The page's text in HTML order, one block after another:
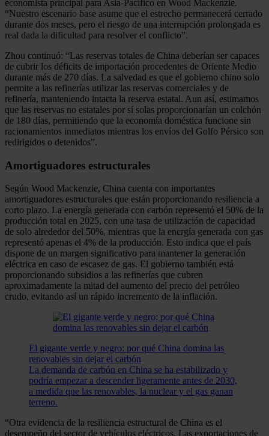
economista principal para Asia-Pacífico en Wood Mackenzie.
“Nuestro escenario base asume que el estrecho permanecerá cerrado
durante dos meses, pero el riesgo de una interrupción prolongada es
real dada la dificultad para resolver el conflicto”.
Zhou continuó: “Las reservas totales de China deberían ser capaces
de cubrir los déficits de importación procedentes de Oriente Medio
durante más de 270 días. La salvedad es que el gobierno chino solo
permite a las refinerías utilizar las reservas comerciales y de
refinería, manteniendo intacta la reserva estatal. Aun así, estimamos
que las reservas no estatales por sí solas proporcionarían un colchón
de 180 días, permitiendo que la economía doméstica funcione sin
racionamientos inmediatos mientras los envíos del Golfo Pérsico son
redirigidos o detenidos”.
Amortiguadores estructurales
Según Wood Mackenzie, China cuenta con importantes
amortiguadores estructurales que están proporcionando resiliencia a
corto plazo. La energía generada con carbón representó el 50% de la
producción total en 2025, con una tasa de utilización de capacidad
de solo alrededor del 50%, mientras que la energía generada con gas
representó apenas el 4% de la producción. Esto indica que el país
dispone de un margen significativo para mantener la generación
eléctrica en caso de escasez de gas. El gobierno también está
proporcionando subsidios a las refinerías que cubren
aproximadamente la mitad del aumento del precio del petróleo
crudo, evitando así un rápido incremento de la inflación.
El gigante verde y negro: por qué China domina las
renovables sin dejar el carbón
La demanda de carbón en China se ha estabilizado y
podría empezar a descender ligeramente antes de 2030,
a medida que las renovables, la nuclear y el gas ganan
terreno.
“Otra evidencia de la resiliencia estructural de China es el
desempeño del sector de vehículos eléctricos. Las exportaciones de